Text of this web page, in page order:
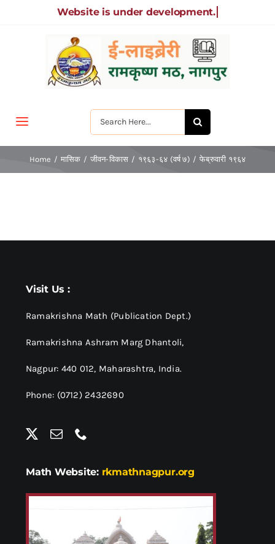
Search
for:
Toggle
Navigation
मुखपृष्ठ
श्रीरामकृष्ण
स्वामी विवेकानन्द
शास्त्र ग्रन्थ
अन्य प्रवर्ग
Home मासिक जीवन-विकास १९६३-६४ (वर्ष ७) फेब्रुवारी १९६४
Visit Us :
Ramakrishna Math (Publication Dept.)
Ramakrishna Ashram Marg Dhantoli,
Nagpur: 440 012, Maharashtra, India.
Phone: (0712) 2432690
Math Website: rkmathnagpur.org